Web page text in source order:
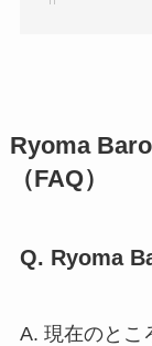
Ryoma
（FAQ）
Q. Ryoma
A. 現在のとこ